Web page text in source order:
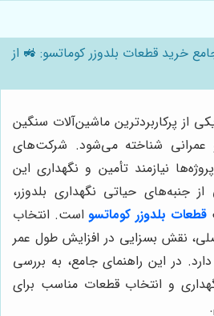
خرید قطعات بلدوزر کوماتسو: 🚜 از
از پرکاربردترین ماشین‌آلات سنگین
عمرانی شناخته می‌شود. شرکت‌های
نیازمند تأمین و نگهداری این
جنبه‌های حیاتی نگهداری بلدوزر،
قطعات بلدوزر کوماتسواست. انتخاب
نقش بسزایی در افزایش طول عمر
در این راهنمای جامع، به بررسی
و انتخاب قطعات مناسب برای